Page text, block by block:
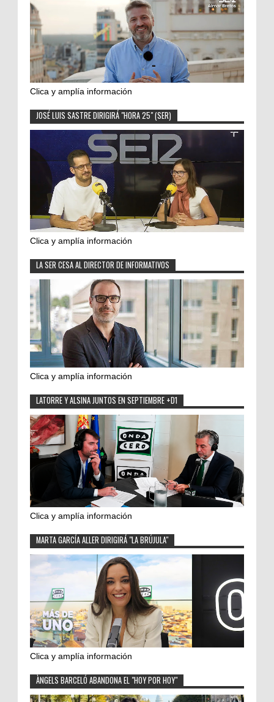
Clica y amplía información
JOSÉ LUIS SASTRE DIRIGIRÁ "HORA 25" (SER)
Clica y amplía información
LA SER CESA AL DIRECTOR DE INFORMATIVOS
Clica y amplía información
LATORRE Y ALSINA JUNTOS EN SEPTIEMBRE +D1
Clica y amplía información
MARTA GARCÍA ALLER DIRIGIRÁ "LA BRÚJULA"
Clica y amplía información
ÀNGELS BARCELÓ ABANDONA EL "HOY POR HOY"